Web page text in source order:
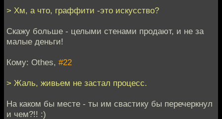
> Хм, а что, граффити -это искусство?
Скажу больше - целыми стенами продают, и не за
малые деньги!
Кому: Othes, #22
> Жаль, живьем не застал процесс.
На каком бы месте - ты им свастику бы перечеркнул
и чем?!! :)